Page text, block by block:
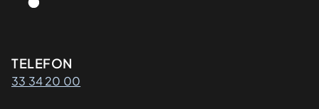
Kontaktinformasjon
TELEFON
33 34 20 00